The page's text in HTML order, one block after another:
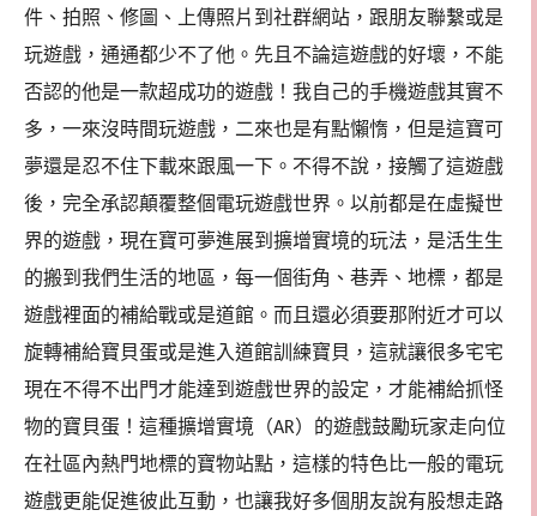
件、拍照、修圖、上傳照片到社群網站，跟朋友聯繫或是
玩遊戲，通通都少不了他。先且不論這遊戲的好壞，不能
否認的他是一款超成功的遊戲！我自己的手機遊戲其實不
多，一來沒時間玩遊戲，二來也是有點懶惰，但是這寶可
夢還是忍不住下載來跟風一下。不得不說，接觸了這遊戲
後，完全承認顛覆整個電玩遊戲世界。以前都是在虛擬世
界的遊戲，現在寶可夢進展到擴增實境的玩法，是活生生
的搬到我們生活的地區，每一個街角、巷弄、地標，都是
遊戲裡面的補給戰或是道館。而且還必須要那附近才可以
旋轉補給寶貝蛋或是進入道館訓練寶貝，這就讓很多宅宅
現在不得不出門才能達到遊戲世界的設定，才能補給抓怪
物的寶貝蛋！這種擴增實境（AR）的遊戲鼓勵玩家走向位
在社區內熱門地標的寶物站點，這樣的特色比一般的電玩
遊戲更能促進彼此互動，也讓我好多個朋友說有股想走路